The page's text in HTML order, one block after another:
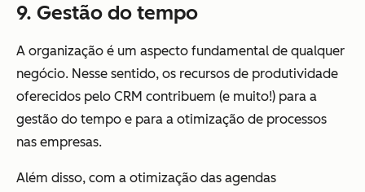
9. Gestão do tempo
A organização é um aspecto fundamental de qualquer
negócio. Nesse sentido, os recursos de produtividade
oferecidos pelo CRM contribuem (e muito!) para a
gestão do tempo e para a otimização de processos
nas empresas.
Além disso, com a otimização das agendas